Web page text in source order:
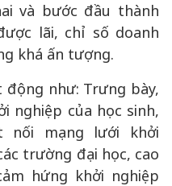
và bước đầu thành
lãi, chỉ số doanh
khá ấn tượng.
động như: Trưng bày,
nghiệp của học sinh,
nối mạng lưới khởi
trường đại học, cao
hứng khởi nghiệp